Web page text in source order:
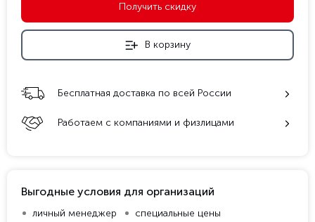
Получить скидку
В корзину
Бесплатная доставка по всей России
Работаем с компаниями и физлицами
Выгодные условия для организаций
личный менеджер
специальные цены